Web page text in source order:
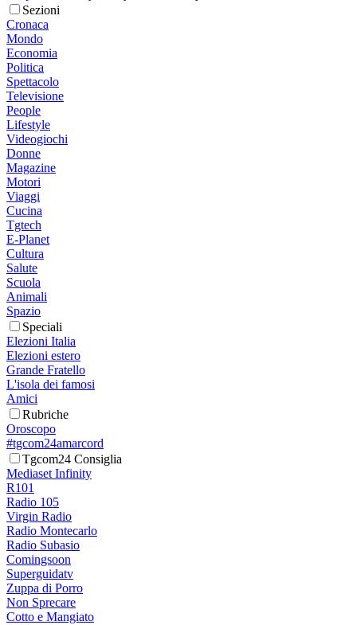
Sezioni
Cronaca
Mondo
Economia
Politica
Spettacolo
Televisione
People
Lifestyle
Videogiochi
Donne
Magazine
Motori
Viaggi
Cucina
Tgtech
E-Planet
Cultura
Salute
Scuola
Animali
Spazio
Speciali
Elezioni Italia
Elezioni estero
Grande Fratello
L'isola dei famosi
Amici
Rubriche
Oroscopo
#tgcom24amarcord
Tgcom24 Consiglia
Mediaset Infinity
R101
Radio 105
Virgin Radio
Radio Montecarlo
Radio Subasio
Comingsoon
Superguidatv
Zuppa di Porro
Non Sprecare
Cotto e Mangiato